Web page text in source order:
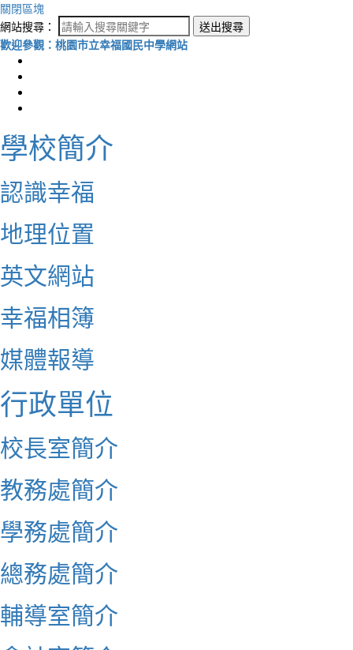
關閉區塊
網站搜尋：
送出搜尋
歡迎參觀：桃園市立幸福國民中學網站
學校簡介
認識幸福
地理位置
英文網站
幸福相簿
媒體報導
行政單位
校長室簡介
教務處簡介
學務處簡介
總務處簡介
輔導室簡介